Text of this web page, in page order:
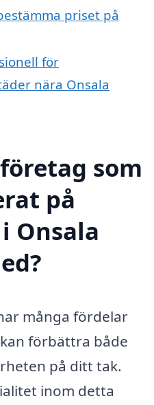
priset på
för
nära Onsala
som
på
Onsala
många fördelar
förbättra både
på ditt tak.
inom detta